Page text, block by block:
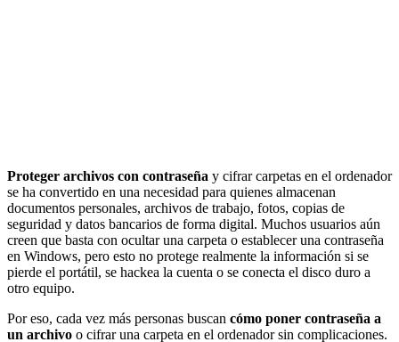
Proteger archivos con contraseña y cifrar carpetas en el ordenador
se ha convertido en una necesidad para quienes almacenan
documentos personales, archivos de trabajo, fotos, copias de
seguridad y datos bancarios de forma digital. Muchos usuarios aún
creen que basta con ocultar una carpeta o establecer una contraseña
en Windows, pero esto no protege realmente la información si se
pierde el portátil, se hackea la cuenta o se conecta el disco duro a
otro equipo.
Por eso, cada vez más personas buscan cómo poner contraseña a
un archivo o cifrar una carpeta en el ordenador sin complicaciones.